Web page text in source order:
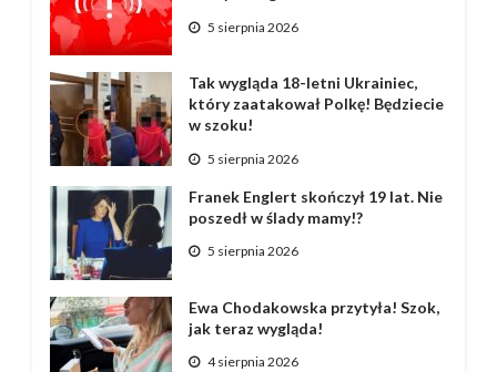
5 sierpnia 2026
Tak wygląda 18-letni Ukrainiec,
który zaatakował Polkę! Będziecie
w szoku!
5 sierpnia 2026
Franek Englert skończył 19 lat. Nie
poszedł w ślady mamy!?
5 sierpnia 2026
Ewa Chodakowska przytyła! Szok,
jak teraz wygląda!
4 sierpnia 2026